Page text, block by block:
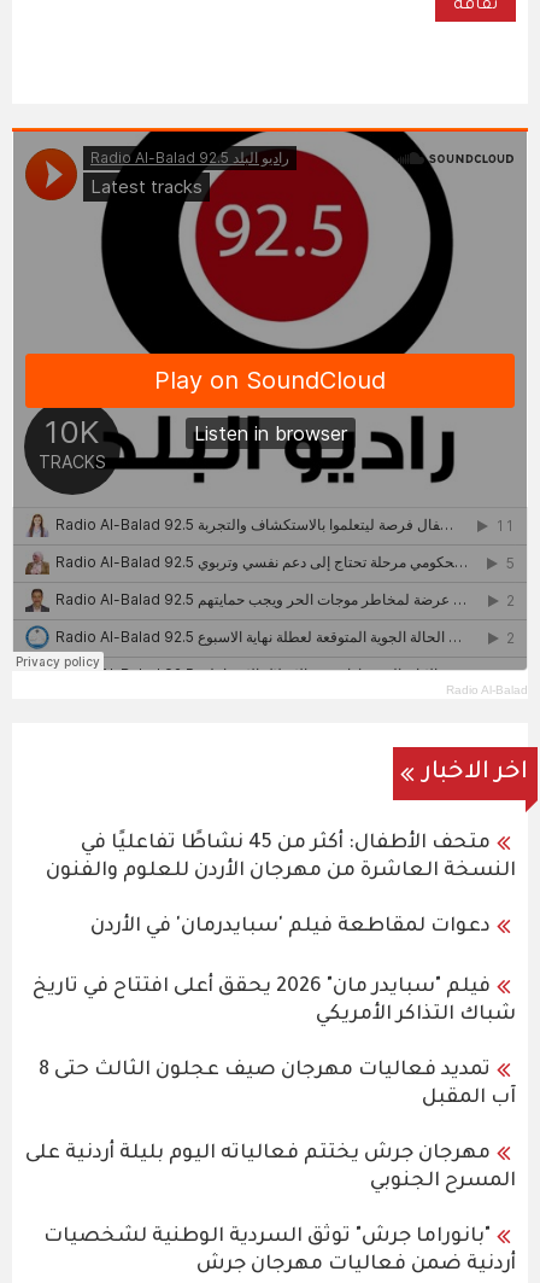
ثقافة
Radio Al-Balad
اخر الاخبار
متحف الأطفال: أكثر من 45 نشاطًا تفاعليًا في
النسخة العاشرة من مهرجان الأردن للعلوم والفنون
دعوات لمقاطعة فيلم 'سبايدرمان' في الأردن
فيلم "سبايدر مان" 2026 يحقق أعلى افتتاح في تاريخ
شباك التذاكر الأمريكي
تمديد فعاليات مهرجان صيف عجلون الثالث حتى 8
آب المقبل
مهرجان جرش يختتم فعالياته اليوم بليلة أردنية على
المسرح الجنوبي
"بانوراما جرش" توثق السردية الوطنية لشخصيات
أردنية ضمن فعاليات مهرجان جرش